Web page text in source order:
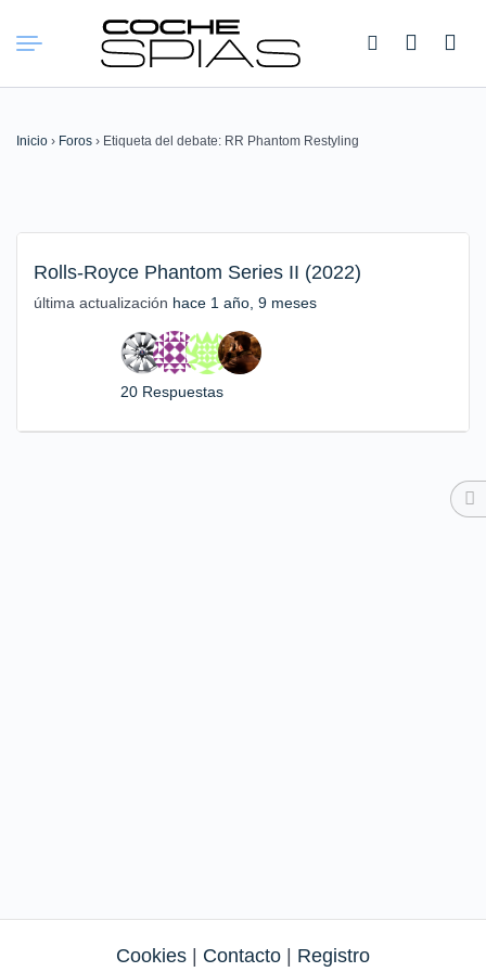
Buscar:
Inicio › Foros › Etiqueta del debate: RR Phantom Restyling
Rolls-Royce Phantom Series II (2022)
última actualización hace 1 año, 9 meses
20 Respuestas
Cookies Contacto Registro